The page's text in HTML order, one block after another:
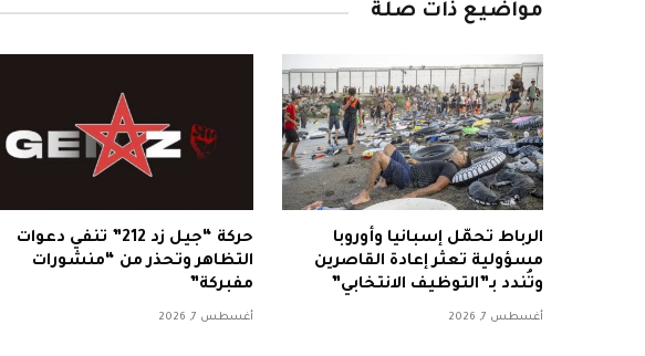
مواضيع ذات صلة
الرباط تحمّل إسبانيا وأوروبا
مسؤولية تعثر إعادة القاصرين
وتُندد بـ”التوظيف الانتخابي”
أغسطس 7, 2026
حركة “جيل زد 212” تنفي دعوات
التظاهر وتحذر من “منشورات
مفبركة”
أغسطس 7, 2026